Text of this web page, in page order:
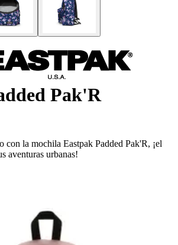
Pak'R
con la mochila Eastpak Padded Pak'R, ¡el
aventuras urbanas!